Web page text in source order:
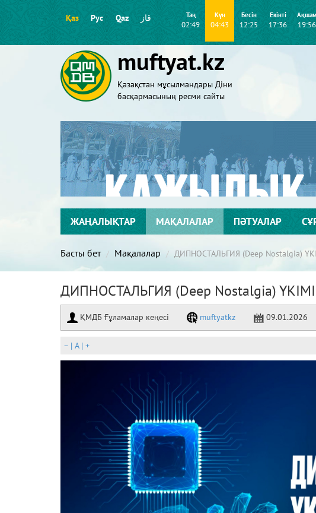
Қаз Рус Qaz قاز Таң
02:49
Күн
04:43
Бесін
12:25
Екінті
17:36
Ақшам
19:56
muftyat.kz
Қазақстан мұсылмандары Діни
басқармасының ресми сайты
ЖАҢАЛЫҚТАР МАҚАЛАЛАР ПӘТУАЛАР
Басты бет Мақалалар ДИПНОСТАЛЬГИЯ (Deep Nostalgia)
ДИПНОСТАЛЬГИЯ (Deep Nostalgia) ҮКІМІ
ҚМДБ Ғұламалар кеңесі muftyatkz 09.01.2026
– | A| +